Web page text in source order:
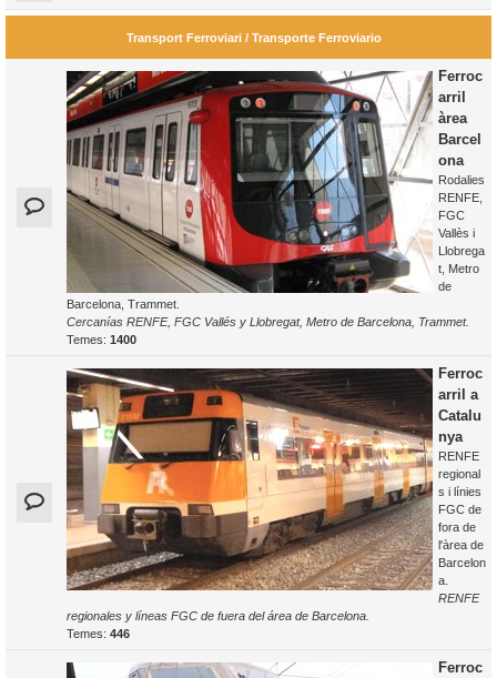
Transport Ferroviari / Transporte Ferroviario
Ferroc
arril
àrea
Barcel
ona
Rodalies
RENFE,
FGC
Vallès i
Llobrega
t, Metro
de
Barcelona, Trammet.
Cercanías RENFE, FGC Vallés y Llobregat, Metro de Barcelona, Trammet.
Temes: 1400
Ferroc
arril a
Catalu
nya
RENFE
regional
s i línies
FGC de
fora de
l'àrea de
Barcelon
a.
RENFE
regionales y líneas FGC de fuera del área de Barcelona.
Temes: 446
Ferroc